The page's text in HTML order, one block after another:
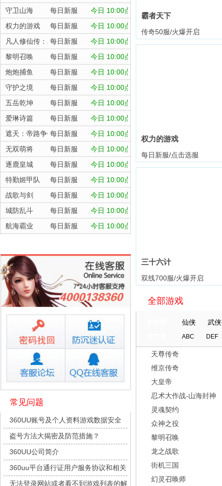
守卫山海
每日新服
今日 10:00点
权力的游戏
每日新服
今日 10:00点
凡人修仙传：星海飞驰
每日新服
今日 10:00点
黎明召唤
每日新服
今日 10:00点
炮炮捕鱼
每日新服
今日 10:00点
守护之境
每日新服
今日 10:00点
五岳乾坤
每日新服
今日 10:00点
爱琳诗篇
每日新服
今日 10:00点
遮天：帝路争锋每日新服
今日 10:00点
无双萌将
每日新服
今日 10:00点
逐鹿皇城
每日新服
今日 10:00点
特勤姬甲队
每日新服
今日 10:00点
战歌与剑
每日新服
今日 10:00点
城防乱斗
每日新服
今日 10:00点
航海霸业
每日新服
今日 10:00点
深渊契约
每日新服
今日 10:00点
坠落守望者
今日 10:00点
正中靶心
每日新服
今日 10:00点
神兵奇迹
每日新服
今日 10:00点
微乐捕鱼千炮版
今日 10:00点
帕瓦勇者传说
今日 10:00点
群英风华录
每日新服
今日 10:00点
小小仙王
今日 10:00点
少年名将
每日新服
今日 10:00点
城防三国志
每日新服
今日 10:00点
九梦仙域
每日新服
今日 10:00点
豌豆大作战
每日新服
灵魂序章
每日新服
今日 10:00点
常见问题
360UU账号及个人资料游戏数据安全
盗号方法大揭密及防范措施？
360UU公司简介
360uu平台通行证用户服务协议和相关
的条款和条件
无法登录网站或者看不到游戏列表的解
霸者天下
传奇50服/火爆开启
权力的游戏
每日新服/点击选服
三十六计
双线700服/火爆开启
全部游戏
仙侠 武侠
ABC DEF
天尊传奇
维京传奇
大皇帝
忍术大作战-山海封神
灵魂契约
众神之役
黎明召唤
龙之战歌
街机三国
幻灵召唤师